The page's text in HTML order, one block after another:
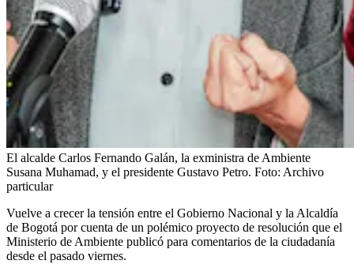
El alcalde Carlos Fernando Galán, la exministra de Ambiente
Susana Muhamad, y el presidente Gustavo Petro. Foto: Archivo
particular
Vuelve a crecer la tensión entre el Gobierno Nacional y la Alcaldía
de Bogotá por cuenta de un polémico proyecto de resolución que el
Ministerio de Ambiente publicó para comentarios de la ciudadanía
desde el pasado viernes.